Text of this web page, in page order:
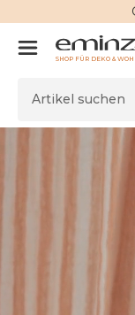
SHOP FÜR DEKO &